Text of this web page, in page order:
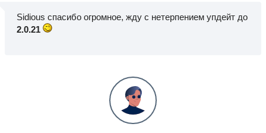
Sidious спасибо огромное, жду с нетерпением упдейт до
2.0.21